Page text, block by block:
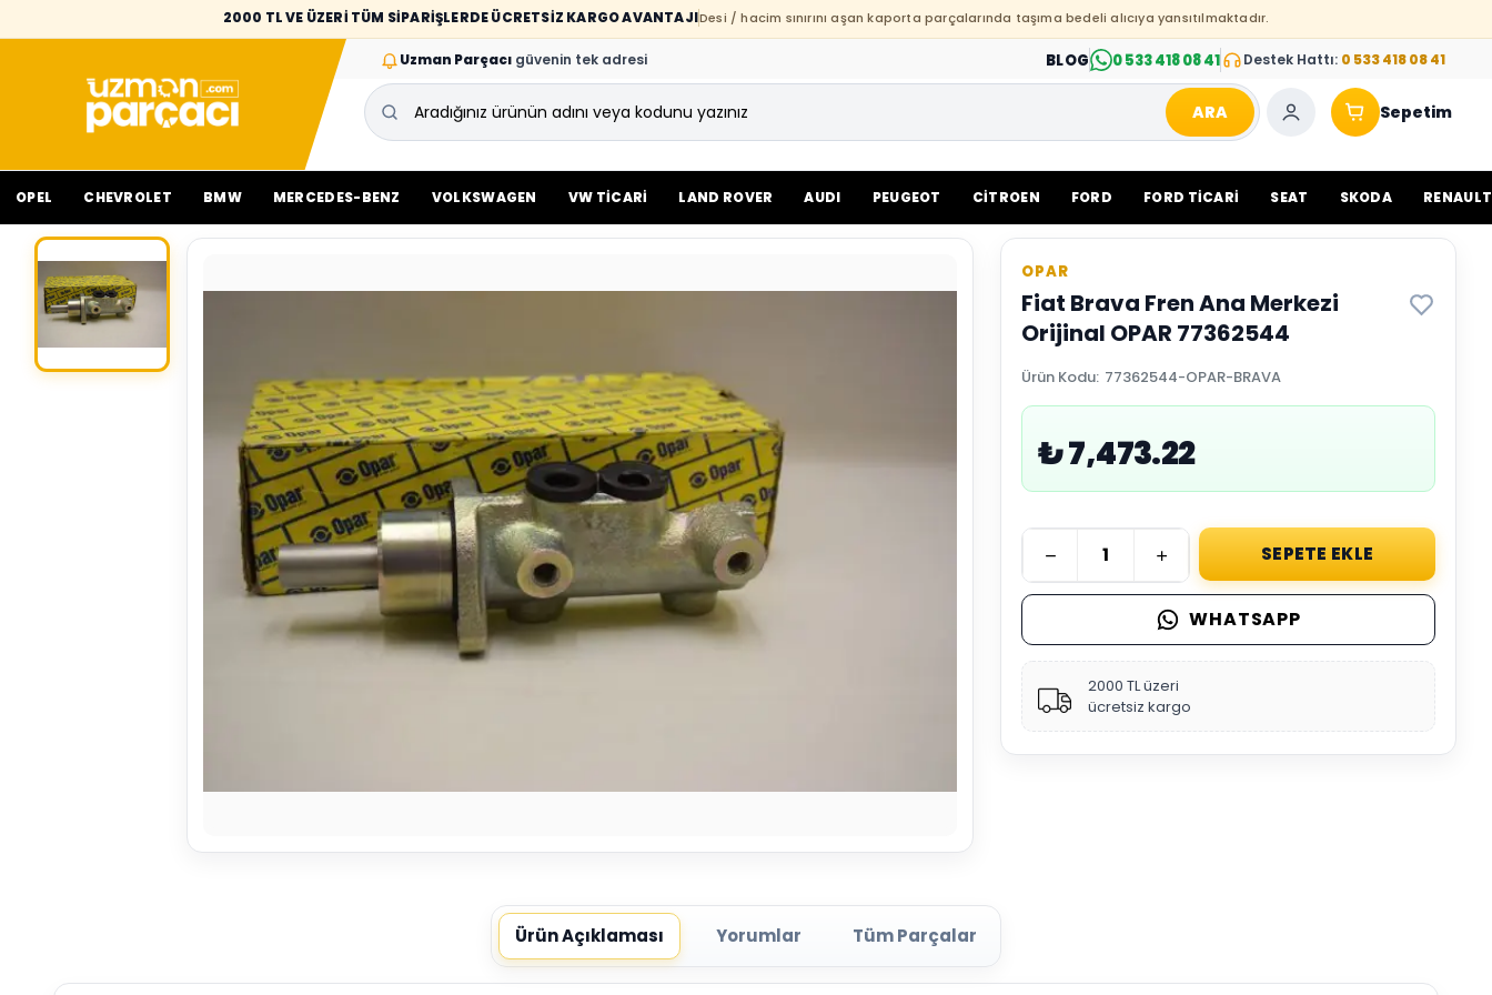
2000 TL VE ÜZERİ TÜM SİPARİŞLERDE ÜCRETSİZ KARGO AVANTAJIDesi / hacim sınırını aşan kaporta parçalarında taşıma bedeli alıcıya yansıtılmaktadır.
Uzman Parçacı güvenin tek adresi BLOG 0 533 418 08 41 Destek Hattı: 0 533 418 08 41
ARA Sepetim
OPEL CHEVROLET BMW MERCEDES-BENZ VOLKSWAGEN VW TİCARİ LAND ROVER AUDI PEUGEOT CİTROEN FORD FORD TİCARİ SEAT SKODA RENAULT
OPAR
Fiat Brava Fren Ana Merkezi
Orijinal OPAR 77362544
Ürün Kodu: 77362544-OPAR-BRAVA
₺ 7,473.22
SEPETE EKLE
WHATSAPP
2000 TL üzeri
ücretsiz kargo
Ürün Açıklaması Yorumlar Tüm Parçalar